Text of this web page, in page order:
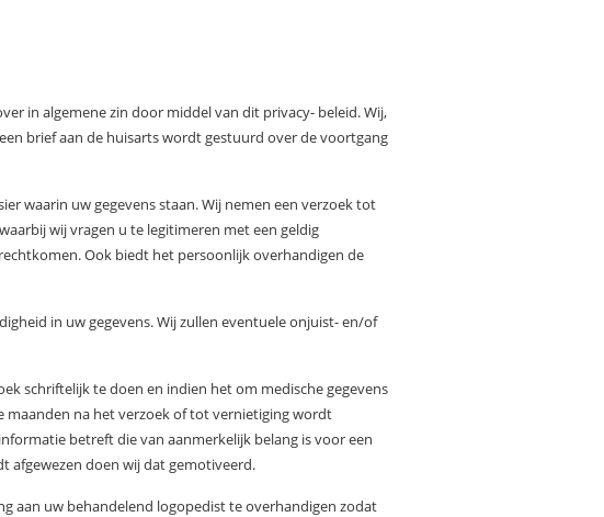
in algemene zin door middel van dit privacy- beleid. Wij,
brief aan de huisarts wordt gestuurd over de voortgang
waarin uw gegevens staan. Wij nemen een verzoek tot
wij vragen u te legitimeren met een geldig
Ook biedt het persoonlijk overhandigen de
in uw gegevens. Wij zullen eventuele onjuist- en/of
schriftelijk te doen en indien het om medische gegevens
maanden na het verzoek of tot vernietiging wordt
betreft die van aanmerkelijk belang is voor een
afgewezen doen wij dat gemotiveerd.
aan uw behandelend logopedist te overhandigen zodat